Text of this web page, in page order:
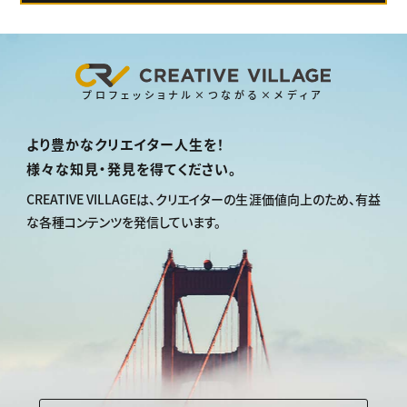
プロフェッショナル×つながる×メディア
より豊かなクリエイター人生を！
様々な知見・発見を得てください。
CREATIVE VILLAGEは、 クリエイターの生涯価値向上のため、有益
な各種コンテンツを発信しています。